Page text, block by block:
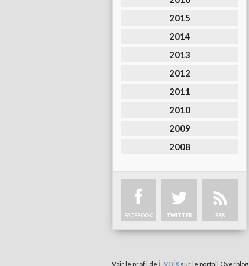
2015
2014
2013
2012
2011
2010
2009
2008
FACEBOOK TWITTER RSS
Voir le profil de i-voixsur le portail Overblog